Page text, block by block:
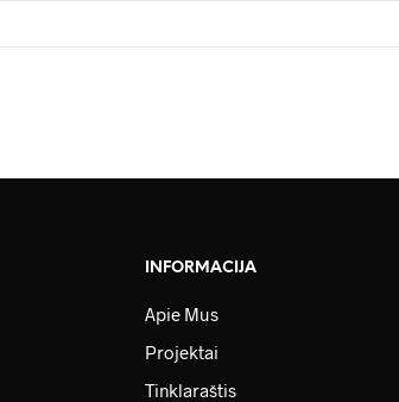
INFORMACIJA
Apie Mus
Projektai
Tinklaraštis